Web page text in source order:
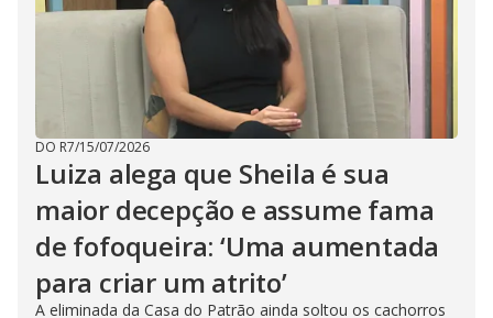
DO R7/15/07/2026
Luiza alega que Sheila é sua
maior decepção e assume fama
de fofoqueira: ‘Uma aumentada
para criar um atrito’
A eliminada da Casa do Patrão ainda soltou os cachorros